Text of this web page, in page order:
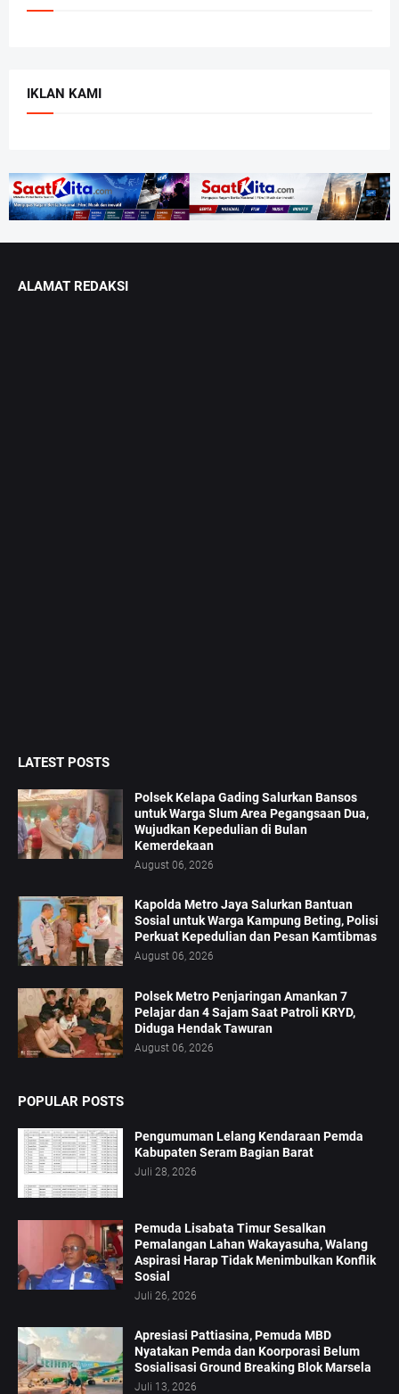
IKLAN KAMI
ALAMAT REDAKSI
LATEST POSTS
Polsek Kelapa Gading Salurkan Bansos
untuk Warga Slum Area Pegangsaan Dua,
Wujudkan Kepedulian di Bulan
Kemerdekaan
August 06, 2026
Kapolda Metro Jaya Salurkan Bantuan
Sosial untuk Warga Kampung Beting, Polisi
Perkuat Kepedulian dan Pesan Kamtibmas
August 06, 2026
Polsek Metro Penjaringan Amankan 7
Pelajar dan 4 Sajam Saat Patroli KRYD,
Diduga Hendak Tawuran
August 06, 2026
POPULAR POSTS
Pengumuman Lelang Kendaraan Pemda
Kabupaten Seram Bagian Barat
Juli 28, 2026
Pemuda Lisabata Timur Sesalkan
Pemalangan Lahan Wakayasuha, Walang
Aspirasi Harap Tidak Menimbulkan Konflik
Sosial
Juli 26, 2026
Apresiasi Pattiasina, Pemuda MBD
Nyatakan Pemda dan Koorporasi Belum
Sosialisasi Ground Breaking Blok Marsela
Juli 13, 2026